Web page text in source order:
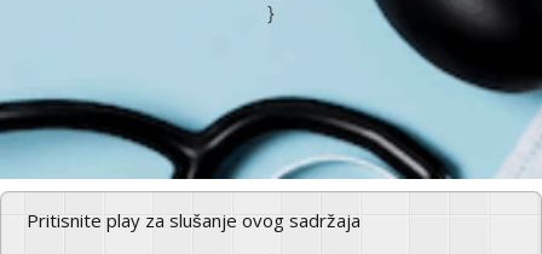
}
Pritisnite play za slušanje ovog sadržaja